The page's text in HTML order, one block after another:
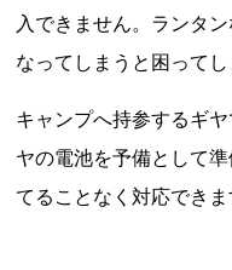
入できません。ランタ
なってしまうと困ってし
キャンプへ持参するギ
ヤの電池を予備として
てることなく対応できま